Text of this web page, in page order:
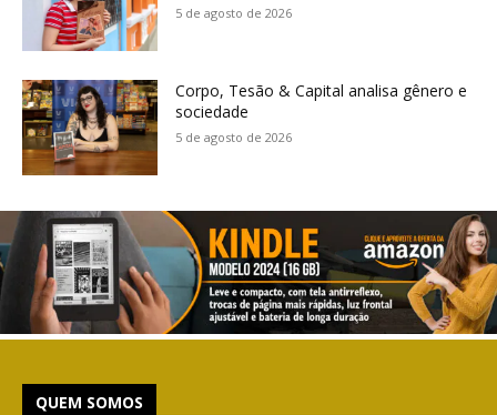
5 de agosto de 2026
Corpo, Tesão & Capital analisa gênero e
sociedade
5 de agosto de 2026
QUEM SOMOS